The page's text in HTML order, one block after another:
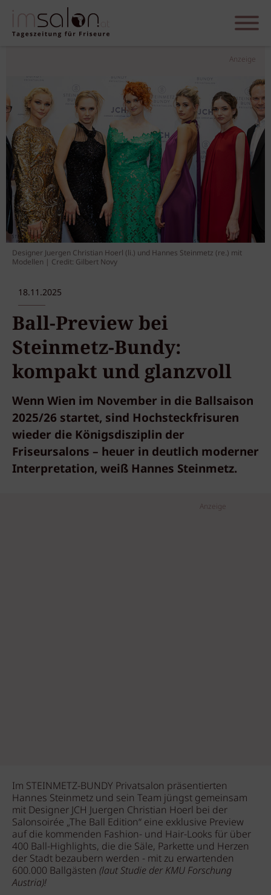
Anzeige
Designer Juergen Christian Hoerl (li.) und Hannes Steinmetz (re.) mit
Modellen | Credit: Gilbert Novy
18.11.2025
Ball-Preview bei
Steinmetz-Bundy:
kompakt und glanzvoll
Wenn Wien im November in die Ballsaison
2025/26 startet, sind Hochsteckfrisuren
wieder die Königsdisziplin der
Friseursalons – heuer in deutlich moderner
Interpretation, weiß Hannes Steinmetz.
Anzeige
Im STEINMETZ-BUNDY Privatsalon präsentierten
Hannes Steinmetz und sein Team jüngst gemeinsam
mit Designer JCH Juergen Christian Hoerl bei der
Salonsoirée „The Ball Edition“ eine exklusive Preview
auf die kommenden Fashion- und Hair-Looks für über
400 Ball-Highlights, die die Säle, Parkette und Herzen
der Stadt bezaubern werden - mit zu erwartenden
600.000 Ballgästen (laut Studie der KMU Forschung
Austria)!